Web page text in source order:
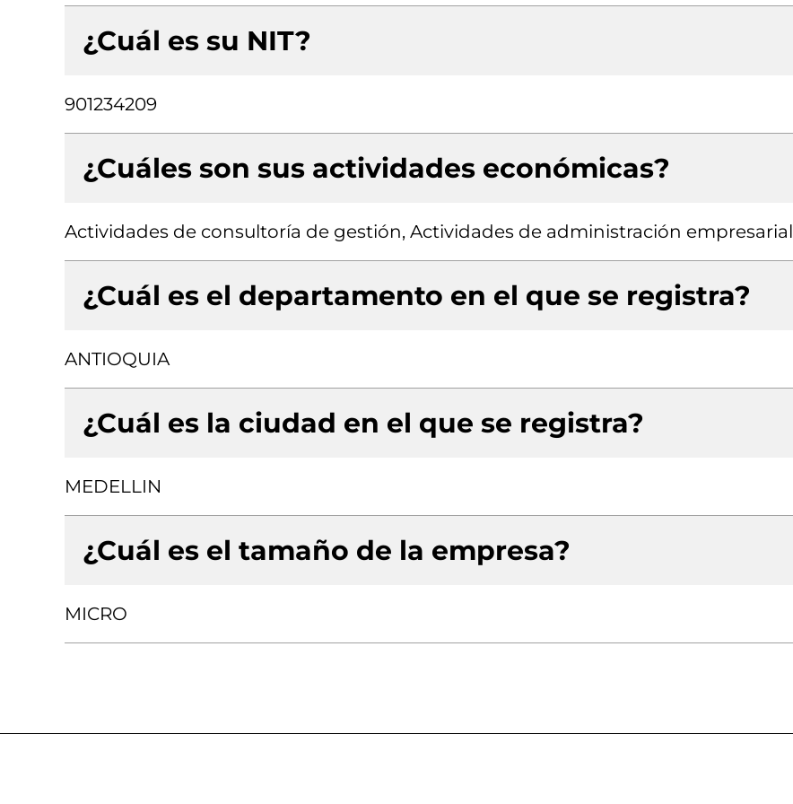
¿Cuál es su NIT?
901234209
¿Cuáles son sus actividades económicas?
Actividades de consultoría de gestión, Actividades de administración empresarial
¿Cuál es el departamento en el que se registra?
ANTIOQUIA
¿Cuál es la ciudad en el que se registra?
MEDELLIN
¿Cuál es el tamaño de la empresa?
MICRO